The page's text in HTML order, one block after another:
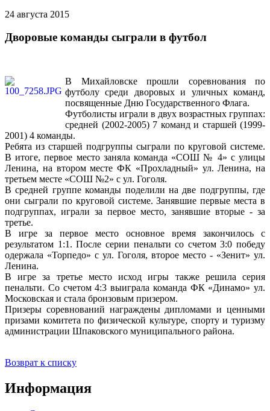
24 августа 2015
Дворовые команды сыграли в футбол
В Михайловске прошли соревнования по
футболу среди дворовых и уличных команд,
посвященные Дню Государственного Флага.
Футболисты играли в двух возрастных группах:
средней (2002-2005) 7 команд и старшей (1999-
2001) 4 команды.
Ребята из старшей подгруппы сыграли по круговой системе.
В итоге, первое место заняла команда «СОШ № 4» с улицы
Ленина, на втором месте ФК «Прохладный» ул. Ленина, на
третьем месте «СОШ №2» с ул. Гоголя.
В средней группе команды поделили на две подгруппы, где
они сыграли по круговой системе. Занявшие первые места в
подгруппах, играли за первое место, занявшие вторые - за
третье.
В игре за первое место основное время закончилось с
результатом 1:1. После серии пенальти со счетом 3:0 победу
одержала «Торпедо» с ул. Гоголя, второе место - «Зенит» ул.
Ленина.
В игре за третье место исход игры также решила серия
пенальти. Со счетом 4:3 выиграла команда ФК «Динамо» ул.
Московская и стала бронзовым призером.
Призеры соревнований награждены дипломами и ценными
призами комитета по физической культуре, спорту и туризму
администрации Шпаковского муниципального района.
Возврат к списку
Информация